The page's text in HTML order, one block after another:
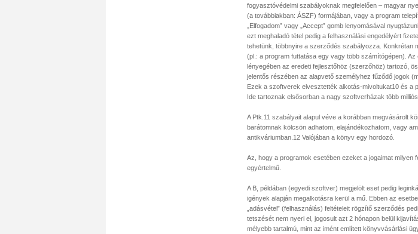
fogyasztóvédelmi szabályoknak megfelelően – magyar
(a továbbiakban: ÁSZF) formájában, vagy a program
„Elfogadom” vagy „Accept” gomb lenyomásával
ezt meghaladó tétel pedig a felhasználási engedélyért
tehetünk, többnyire a szerződés szabályozza. Konkrétan
(pl.: a program futtatása egy vagy több számítógépen).
lényegében az eredeti fejlesztőhöz (szerzőhöz) tartozó,
jelentős részében az alapvető személyhez fűződő jogok
Ezek a szoftverek elvesztették alkotás-mivoltukat10 és a
Ide tartoznak elsősorban a nagy szoftverházak több
A Ptk.11 szabályait alapul véve a korábban megvásárolt
barátomnak kölcsön adhatom, elajándékozhatom, vagy
antikváriumban.12 Valójában a könyv egy hordozó.
Az, hogy a programok esetében ezeket a jogaimat milyen
egyértelmű.
A B, példában (egyedi szoftver) megjelölt eset pedig
igények alapján megalkotásra kerül a mű. Ebben az
„adásvétel” (felhasználás) feltételeit rögzítő szerződés
tetszését nem nyeri el, jogosult azt 2 hónapon belül
mélyebb tartalmú, mint az imént említett könyvvásárlási